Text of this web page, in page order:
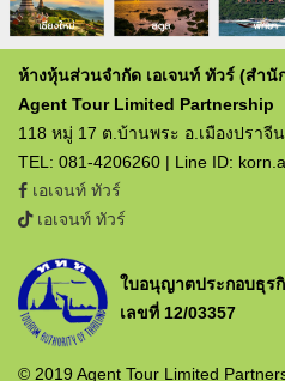
ห้างหุ้นส่วนจำกัด เอเจนท์ ทัวร์ (สำนั
Agent Tour Limited Partnership
118 หมู่ 17 ต.บ้านพระ อ.เมืองปราจี
TEL: 081-4206260 | Line ID:
เอเจนท์ ทัวร์
เอเจนท์ ทัวร์
ใบอนุญาตประกอบธุรกิ
เลขที่ 12/03357
© 2019 Agent Tour Limited